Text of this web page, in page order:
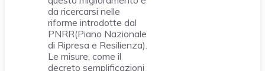
da ricercarsi nelle
riforme introdotte dal
PNRR(Piano Nazionale
di Ripresa e Resilienza).
Le misure, come il
decreto semplificazioni